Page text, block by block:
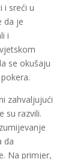
i sreći u
da je
i
se okušaju
zahvaljujući
su razvili.
da
Na primjer,